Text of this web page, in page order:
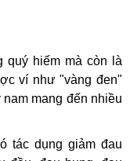
quý hiếm mà còn là
ví như "vàng đen"
mang đến nhiều
tác dụng giảm đau